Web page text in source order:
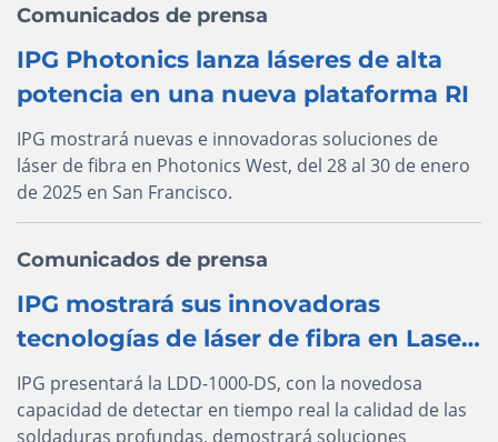
Comunicados de prensa
IPG Photonics lanza láseres de alta
potencia en una nueva plataforma RI
IPG mostrará nuevas e innovadoras soluciones de
láser de fibra en Photonics West, del 28 al 30 de enero
de 2025 en San Francisco.
Comunicados de prensa
IPG mostrará sus innovadoras
tecnologías de láser de fibra en Laser
World of Photonics
IPG presentará la LDD-1000-DS, con la novedosa
capacidad de detectar en tiempo real la calidad de las
soldaduras profundas, demostrará soluciones